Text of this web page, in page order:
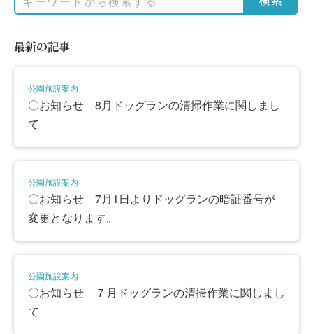
最新の記事
公園施設案内
〇お知らせ 8月ドッグランの清掃作業に関しまし
て
公園施設案内
〇お知らせ 7月1日よりドッグランの暗証番号が
変更となります。
公園施設案内
〇お知らせ ７月ドッグランの清掃作業に関しまし
て